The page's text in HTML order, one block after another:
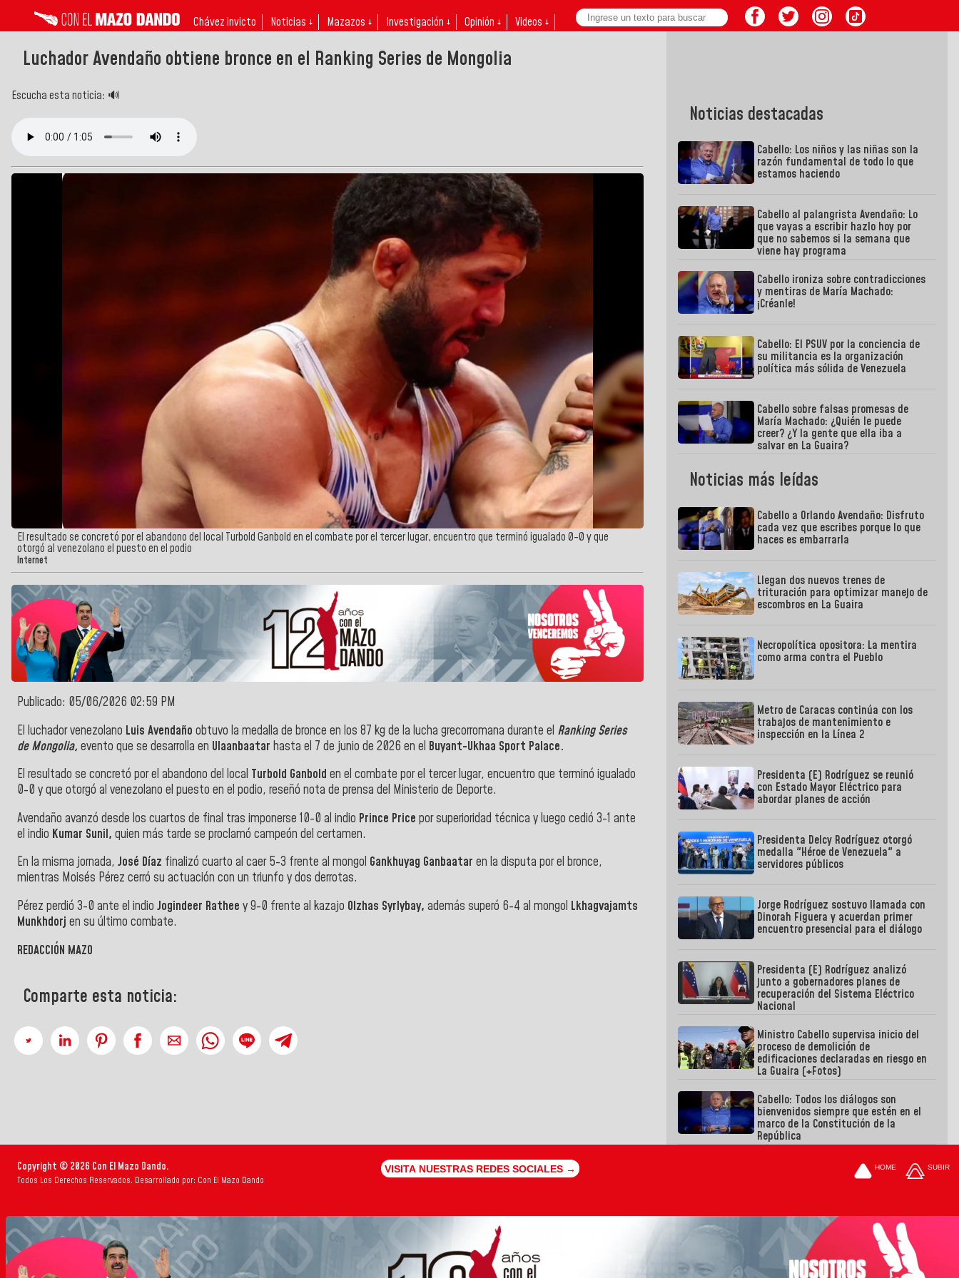
Chávez invicto Noticias ↓ Mazazos ↓ Investigación ↓ Opinión ↓ Videos ↓
Luchador Avendaño obtiene bronce en el Ranking Series de Mongolia
Escucha esta noticia: 🔊
El resultado se concretó por el abandono del local Turbold Ganbold en el combate por el tercer lugar, encuentro que terminó igualado 0-0 y que
otorgó al venezolano el puesto en el podio
Internet
Publicado: 05/06/2026 02:59 PM
El luchador venezolano Luis Avendaño obtuvo la medalla de bronce en los 87 kg de la lucha grecorromana durante el Ranking Series
de Mongolia, evento que se desarrolla en Ulaanbaatar hasta el 7 de junio de 2026 en el Buyant-Ukhaa Sport Palace.
El resultado se concretó por el abandono del local Turbold Ganbold en el combate por el tercer lugar, encuentro que terminó igualado
0-0 y que otorgó al venezolano el puesto en el podio, reseñó nota de prensa del Ministerio de Deporte.
Avendaño avanzó desde los cuartos de final tras imponerse 10-0 al indio Prince Price por superioridad técnica y luego cedió 3-1 ante
el indio Kumar Sunil, quien más tarde se proclamó campeón del certamen.
En la misma jornada, José Díaz finalizó cuarto al caer 5-3 frente al mongol Gankhuyag Ganbaatar en la disputa por el bronce,
mientras Moisés Pérez cerró su actuación con un triunfo y dos derrotas.
Pérez perdió 3-0 ante el indio Jogindeer Rathee y 9-0 frente al kazajo Olzhas Syrlybay, además superó 6-4 al mongol Lkhagvajamts
Munkhdorj en su último combate.
REDACCIÓN MAZO
Comparte esta noticia:
Noticias destacadas
Cabello: Los niños y las niñas son la
razón fundamental de todo lo que
estamos haciendo
Cabello al palangrista Avendaño: Lo
que vayas a escribir hazlo hoy por
que no sabemos si la semana que
viene hay programa
Cabello ironiza sobre contradicciones
y mentiras de María Machado:
¡Créanle!
Cabello: El PSUV por la conciencia de
su militancia es la organización
política más sólida de Venezuela
Cabello sobre falsas promesas de
María Machado: ¿Quién le puede
creer? ¿Y la gente que ella iba a
salvar en La Guaira?
Noticias más leídas
Cabello a Orlando Avendaño: Disfruto
cada vez que escribes porque lo que
haces es embarrarla
Llegan dos nuevos trenes de
trituración para optimizar manejo de
escombros en La Guaira
Necropolítica opositora: La mentira
como arma contra el Pueblo
Metro de Caracas continúa con los
trabajos de mantenimiento e
inspección en la Línea 2
Presidenta (E) Rodríguez se reunió
con Estado Mayor Eléctrico para
abordar planes de acción
Presidenta Delcy Rodríguez otorgó
medalla "Héroe de Venezuela" a
servidores públicos
Jorge Rodríguez sostuvo llamada con
Dinorah Figuera y acuerdan primer
encuentro presencial para el diálogo
Presidenta (E) Rodríguez analizó
junto a gobernadores planes de
recuperación del Sistema Eléctrico
Nacional
Ministro Cabello supervisa inicio del
proceso de demolición de
edificaciones declaradas en riesgo en
La Guaira (+Fotos)
Cabello: Todos los diálogos son
bienvenidos siempre que estén en el
marco de la Constitución de la
República
Copyright © 2026 Con El Mazo Dando.
Todos Los Derechos Reservados. Desarrollado por: Con El Mazo Dando
VISITA NUESTRAS REDES SOCIALES → HOME SUBIR